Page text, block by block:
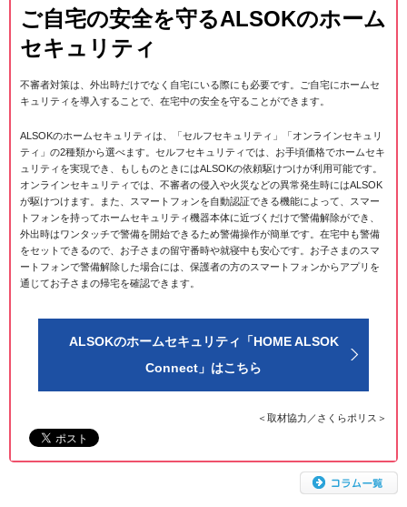
ご自宅の安全を守るALSOKのホーム
セキュリティ
不審者対策は、外出時だけでなく自宅にいる際にも必要です。ご自宅にホームセ
キュリティを導入することで、在宅中の安全を守ることができます。
ALSOKのホームセキュリティは、「セルフセキュリティ」「オンラインセキュリ
ティ」の2種類から選べます。セルフセキュリティでは、お手頃価格でホームセキ
ュリティを実現でき、もしものときにはALSOKの依頼駆けつけが利用可能です。
オンラインセキュリティでは、不審者の侵入や火災などの異常発生時にはALSOK
が駆けつけます。また、スマートフォンを自動認証できる機能によって、スマー
トフォンを持ってホームセキュリティ機器本体に近づくだけで警備解除ができ、
外出時はワンタッチで警備を開始できるため警備操作が簡単です。在宅中も警備
をセットできるので、お子さまの留守番時や就寝中も安心です。お子さまのスマ
ートフォンで警備解除した場合には、保護者の方のスマートフォンからアプリを
通じてお子さまの帰宅を確認できます。
ALSOKのホームセキュリティ「HOME ALSOK
Connect」はこちら
＜取材協力／さくらポリス＞